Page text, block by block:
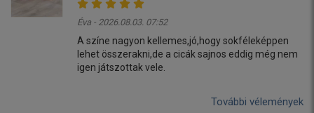
Éva - 2026.08.03. 07:52
A színe nagyon kellemes,jó,hogy sokféleképpen
lehet összerakni,de a cicák sajnos eddig még nem
igen játszottak vele.
További vélemények